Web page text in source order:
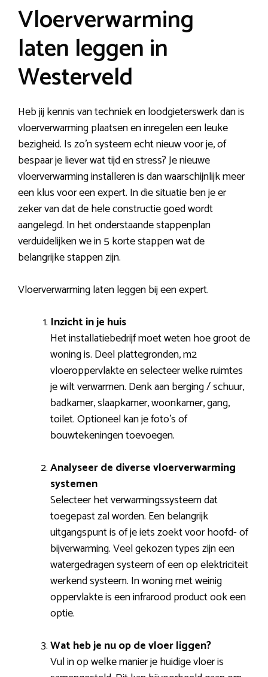
Vloerverwarming
laten leggen in
Westerveld
Heb jij kennis van techniek en loodgieterswerk dan is
vloerverwarming plaatsen en inregelen een leuke
bezigheid. Is zo’n systeem echt nieuw voor je, of
bespaar je liever wat tijd en stress? Je nieuwe
vloerverwarming installeren is dan waarschijnlijk meer
een klus voor een expert. In die situatie ben je er
zeker van dat de hele constructie goed wordt
aangelegd. In het onderstaande stappenplan
verduidelijken we in 5 korte stappen wat de
belangrijke stappen zijn.
Vloerverwarming laten leggen bij een expert.
Inzicht in je huis
Het installatiebedrijf moet weten hoe groot de
woning is. Deel plattegronden, m2
vloeroppervlakte en selecteer welke ruimtes
je wilt verwarmen. Denk aan berging / schuur,
badkamer, slaapkamer, woonkamer, gang,
toilet. Optioneel kan je foto’s of
bouwtekeningen toevoegen.
Analyseer de diverse vloerverwarming
systemen
Selecteer het verwarmingssysteem dat
toegepast zal worden. Een belangrijk
uitgangspunt is of je iets zoekt voor hoofd- of
bijverwarming. Veel gekozen types zijn een
watergedragen systeem of een op elektriciteit
werkend systeem. In woning met weinig
oppervlakte is een infrarood product ook een
optie.
Wat heb je nu op de vloer liggen?
Vul in op welke manier je huidige vloer is